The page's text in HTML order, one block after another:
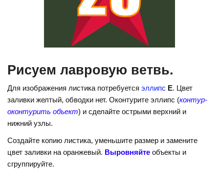
Рисуем лавровую ветвь.
Для изображения листика потребуетсяэллипс Е. Цвет
заливки желтый, обводки нет. Оконтурите эллипс (контур-
оконтурить объект) и сделайте острыми верхний и
нижний узлы.
Создайте копию листика, уменьшите размер и замените
цвет заливки на оранжевый. Выровняйте объекты и
сгруппируйте.